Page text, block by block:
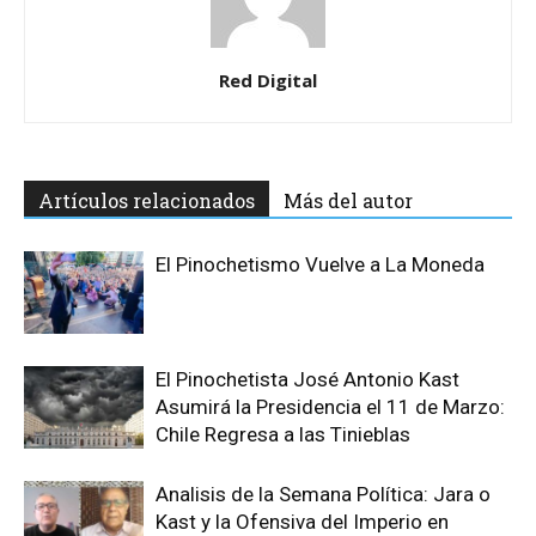
Red Digital
Artículos relacionados Más del autor
El Pinochetismo Vuelve a La Moneda
El Pinochetista José Antonio Kast
Asumirá la Presidencia el 11 de Marzo:
Chile Regresa a las Tinieblas
Analisis de la Semana Política: Jara o
Kast y la Ofensiva del Imperio en